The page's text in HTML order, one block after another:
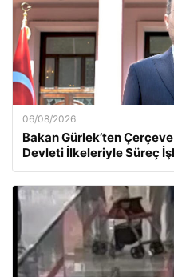
06/08/2026
Bakan Gürlek’ten
Devleti İlkeleriyle Süreç